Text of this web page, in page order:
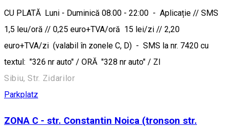
CU PLATĂ Luni - Duminică 08.00 - 22:00 - Aplicație // SMS
1,5 leu/oră // 0,25 euro+TVA/oră 15 lei/zi // 2,20
euro+TVA/zi (valabil în zonele C, D) - SMS la nr. 7420 cu
textul: "326 nr auto" / ORĂ "328 nr auto" / ZI
Sibiu, Str. Zidarilor
Parkplatz
ZONA C - str. Constantin Noica (tronson str.